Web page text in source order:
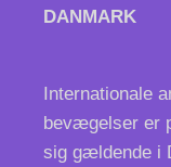
DANMARK
Internationale
bevægelser er
sig gældende i